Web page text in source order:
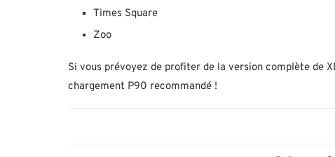
Times Square
Zoo
Si vous prévoyez de profiter de la version complète de
chargement P90 recommandé !